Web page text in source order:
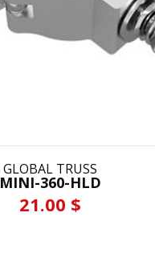
GLOBAL TRUSS
MINI-360-HLD
21.00 $